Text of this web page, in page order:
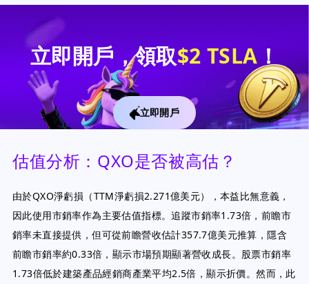
立即開戶，領取$2 TSLA ！
立即開戶
估值分析：QXO是否被高估？
由於QXO淨虧損（TTM淨虧損2.271億美元），本益比無意義，
因此使用市銷率作為主要估值指標。追蹤市銷率1.73倍，前瞻市
銷率未直接提供，但可從前瞻營收估計357.7億美元推算，隱含
前瞻市銷率約0.33倍，顯示市場預期顯著營收成長。股票市銷率
1.73倍低於建築產品經銷商產業平均2.5倍，顯示折價。然而，此